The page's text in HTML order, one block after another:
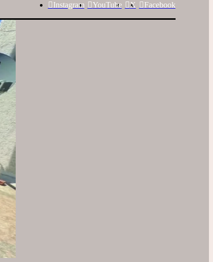
Facebook
X
YouTube
Instagram